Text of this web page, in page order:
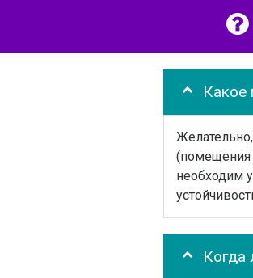
Какое
(помещения
необходим
Когда